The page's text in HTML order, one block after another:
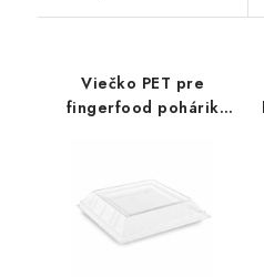
Viečko PET pre
fingerfood pohárik